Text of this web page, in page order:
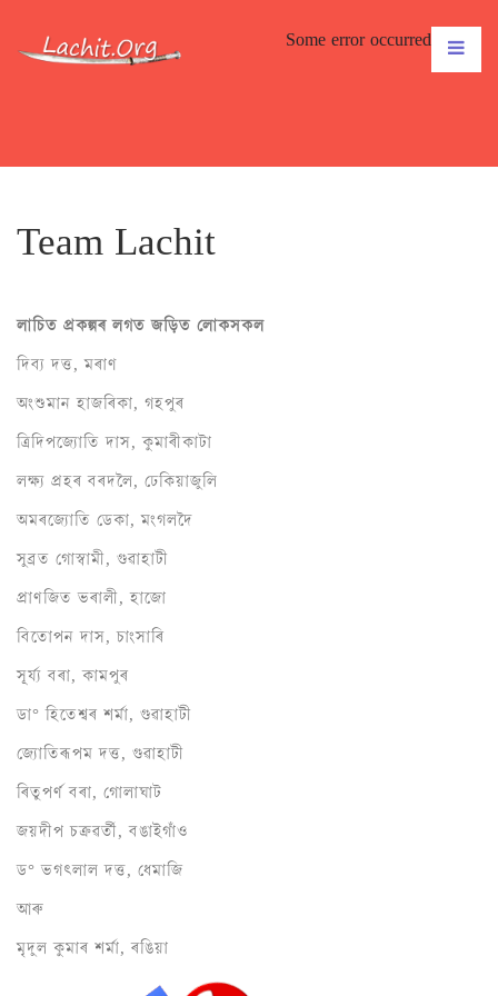
Some error occurred
Team Lachit
লাচিত প্ৰকল্পৰ লগত জড়িত লোকসকল
দিব্য দত্ত, মৰাণ
অংশুমান হাজৰিকা, গহপুৰ
ত্ৰিদিপজ্যোতি দাস, কুমাৰীকাটা
লক্ষ্য প্ৰহৰ বৰদলৈ, ঢেকিয়াজুলি
অমৰজ্যোতি ডেকা, মংগলদৈ
সুব্ৰত গোস্বামী, গুৱাহাটী
প্ৰাণজিত ভৰালী, হাজো
বিতোপন দাস, চাংসাৰি
সূৰ্য্য বৰা, কামপুৰ
ডা° হিতেশ্বৰ শৰ্মা, গুৱাহাটী
জ্যোতিৰূপম দত্ত, গুৱাহাটী
ৰিতুপৰ্ণ বৰা, গোলাঘাট
জয়দীপ চক্ৰৱৰ্তী, বঙাইগাঁও
ড° ভগৎলাল দত্ত, ধেমাজি
আৰু
মৃদুল কুমাৰ শৰ্মা, ৰঙিয়া